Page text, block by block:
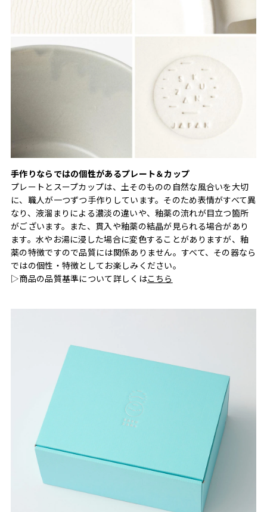
手作りならではの個性があるプレート＆カップ
プレートとスープカップは、土そのものの自然な風合いを大切
に、職人が一つずつ手作りしています。そのため表情がすべて異
なり、液溜まりによる濃淡の違いや、釉薬の流れが目立つ箇所
がございます。また、貫入や釉薬の結晶が見られる場合があり
ます。水やお湯に浸した場合に変色することがありますが、釉
薬の特徴ですので品質には関係ありません。すべて、その器なら
ではの個性・特徴としてお楽しみください。
▷商品の品質基準について詳しくはこちら